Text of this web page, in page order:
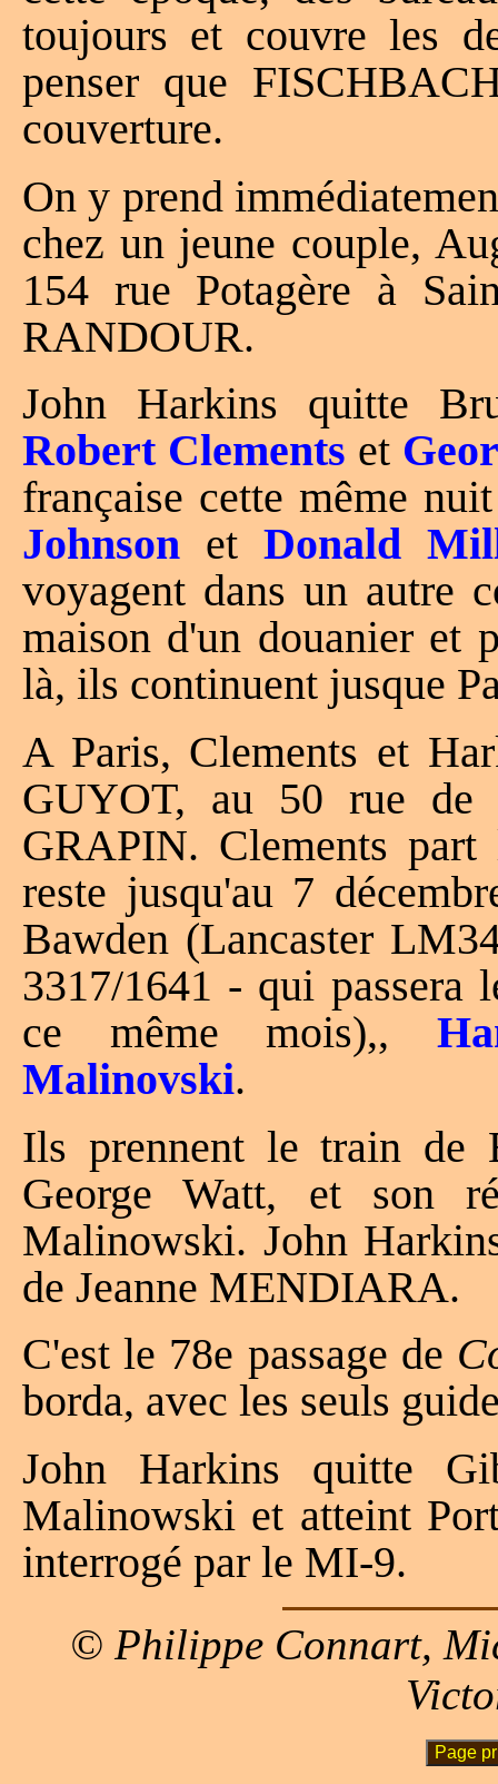
toujours et couvre les
penser que
couverture.
On y prend
chez un jeune couple,
154 rue Potagère à
RANDOUR.
John Harkins quitte
Robert Clements et
française cette même
Johnson etDonald
voyagent dans un autre
maison d'un douanier et
là, ils continuent jusque
A Paris, Clements et
GUYOT, au 50 rue de
GRAPIN. Clements
reste jusqu'au 7
Bawden (Lancaster
3317/1641 - qui passera
ce même mois),,
Malinovski.
Ils prennent le train de
George Watt, et son
Malinowski. John
de Jeanne MENDIARA.
C'est le 78e passage de
borda, avec les seuls
John Harkins quitte
Malinowski et atteint
interrogé par le MI-9.
© Philippe Connart,